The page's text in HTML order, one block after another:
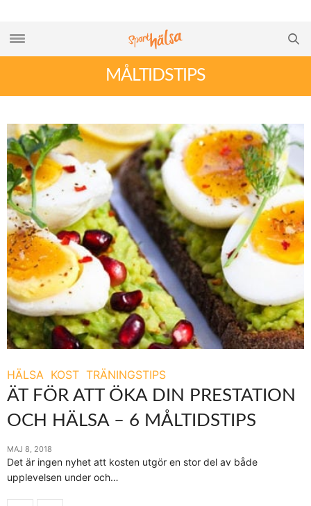
MÅLTIDSTIPS
HÄLSA KOST TRÄNINGSTIPS
ÄT FÖR ATT ÖKA DIN PRESTATION
OCH HÄLSA – 6 MÅLTIDSTIPS
MAJ 8, 2018
Det är ingen nyhet att kosten utgör en stor del av både
upplevelsen under och…